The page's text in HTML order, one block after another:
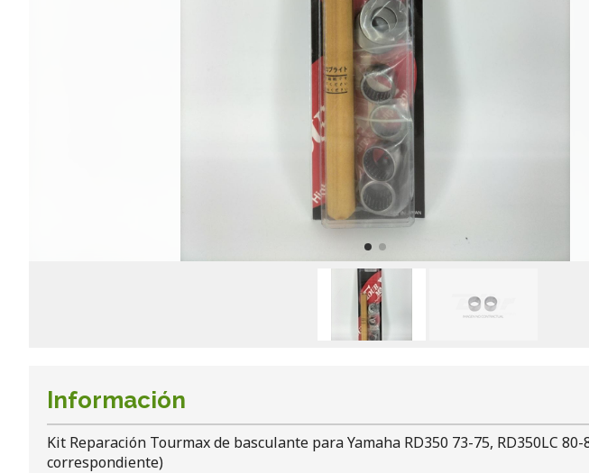
Información
Kit Reparación Tourmax de basculante para Yamaha RD350 73-75, RD350LC
correspondiente)